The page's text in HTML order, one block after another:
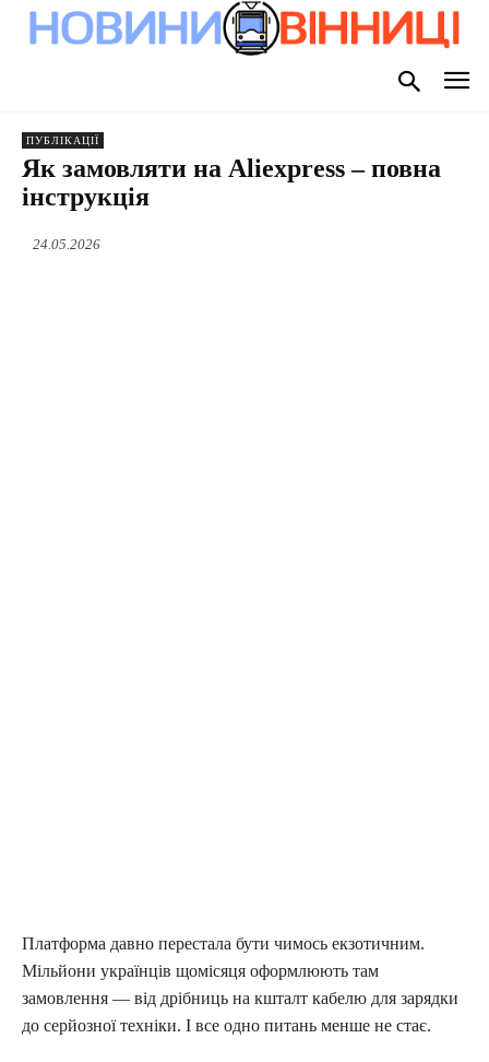
ПУБЛІКАЦІЇ
Як замовляти на Aliexpress – повна
інструкція
24.05.2026
Платформа давно перестала бути чимось екзотичним.
Мільйони українців щомісяця оформлюють там
замовлення — від дрібниць на кшталт кабелю для зарядки
до серйозної техніки. І все одно питань менше не стає.